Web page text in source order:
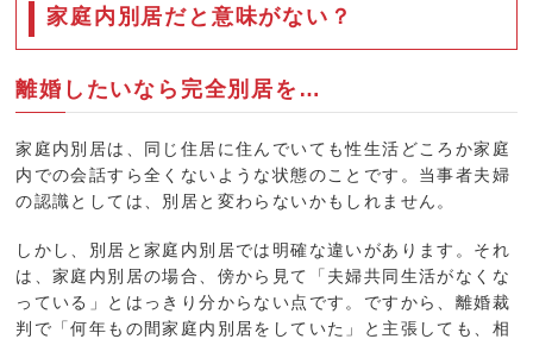
家庭内別居だと意味がない？
離婚したいなら完全別居を…
家庭内別居は、同じ住居に住んでいても性生活どころか家庭
内での会話すら全くないような状態のことです。当事者夫婦
の認識としては、別居と変わらないかもしれません。
しかし、別居と家庭内別居では明確な違いがあります。それ
は、家庭内別居の場合、傍から見て「夫婦共同生活がなくな
っている」とはっきり分からない点です。ですから、離婚裁
判で「何年もの間家庭内別居をしていた」と主張しても、相